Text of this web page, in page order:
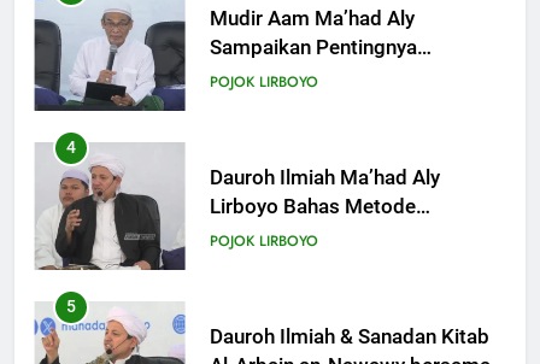
Dauroh Ilmiah Ma’had Aly
Lirboyo Bahas Metode
Ahlusunnah dalam
POJOK LIRBOYO
5
Dauroh Ilmiah & Sanadan Kitab
Al-Arbain an-Nawawy bersama
As-Syaikh Dr. Yasir Al-Adny
POJOK LIRBOYO
6
Semalam Bersama Kematian: